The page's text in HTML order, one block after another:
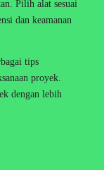
Pilih alat sesuai
dan keamanan
tips
proyek.
dengan lebih